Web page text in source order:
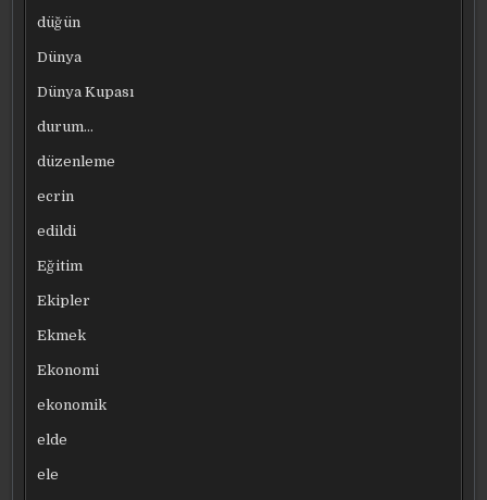
düğün
Dünya
Dünya Kupası
durum…
düzenleme
ecrin
edildi
Eğitim
Ekipler
Ekmek
Ekonomi
ekonomik
elde
ele